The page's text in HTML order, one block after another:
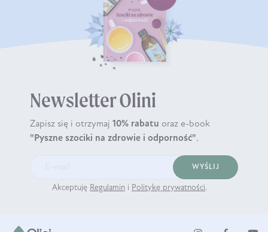
Newsletter Olini
Zapisz się i otrzymaj 10% rabatu oraz e-book
"Pyszne szociki na zdrowie i odporność".
WYŚLIJ
Akceptuję Regulamin i Politykę prywatności.